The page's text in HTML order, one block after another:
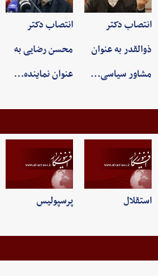
انتصاب دکتر
ذوالقدر به عنوان
مشاور سیاسی…
انتصاب دکتر
محسن رضایی به
عنوان نماینده…
استقلال پرسپولیس